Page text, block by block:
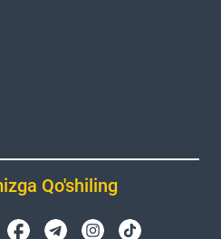
Qo'shiling